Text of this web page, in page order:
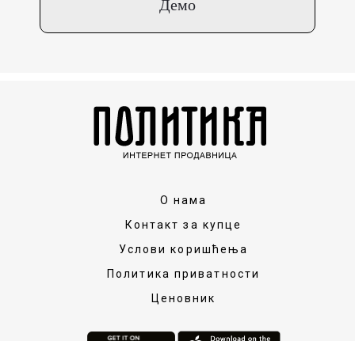
Демо
О нама
Контакт за купце
Услови коришћења
Политика приватности
Ценовник